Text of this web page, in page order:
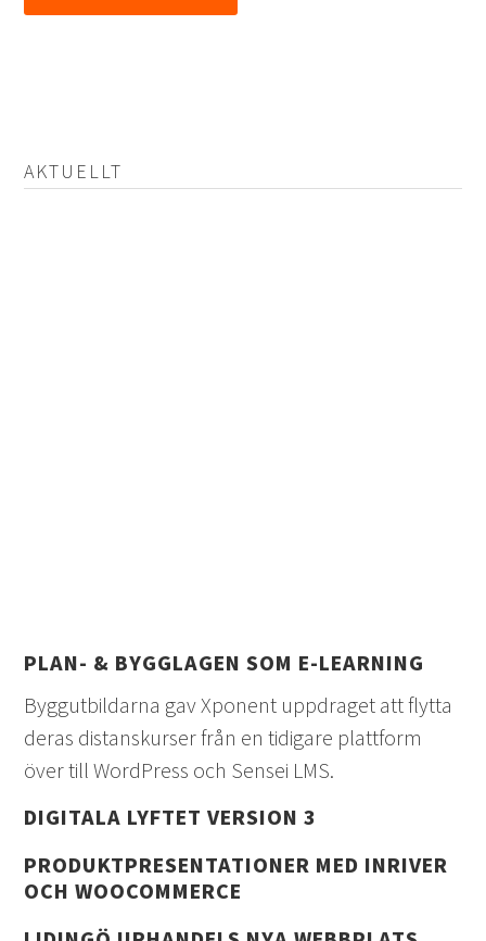
AKTUELLT
PLAN- & BYGGLAGEN SOM E-LEARNING
Byggutbildarna gav Xponent uppdraget att flytta
deras distanskurser från en tidigare plattform
över till WordPress och Sensei LMS.
DIGITALA LYFTET VERSION 3
PRODUKTPRESENTATIONER MED INRIVER
OCH WOOCOMMERCE